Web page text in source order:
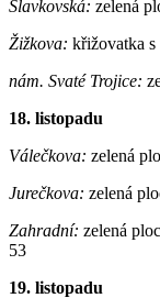
Slavkovská: zelená
Žižkova: křižovatka
nám. Svaté Trojice:
18. listopadu
Válečkova: zelená
Jurečkova: zelená
Zahradní: zelená
53
19. listopadu